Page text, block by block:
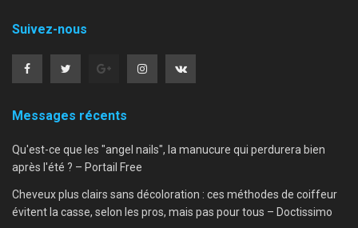
Suivez-nous
Messages récents
Qu'est-ce que les "angel nails", la manucure qui perdurera bien
après l'été ? – Portail Free
Cheveux plus clairs sans décoloration : ces méthodes de coiffeur
évitent la casse, selon les pros, mais pas pour tous – Doctissimo